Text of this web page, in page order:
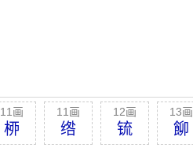
11画
桺
11画
绺
12画
锍
13画
飹